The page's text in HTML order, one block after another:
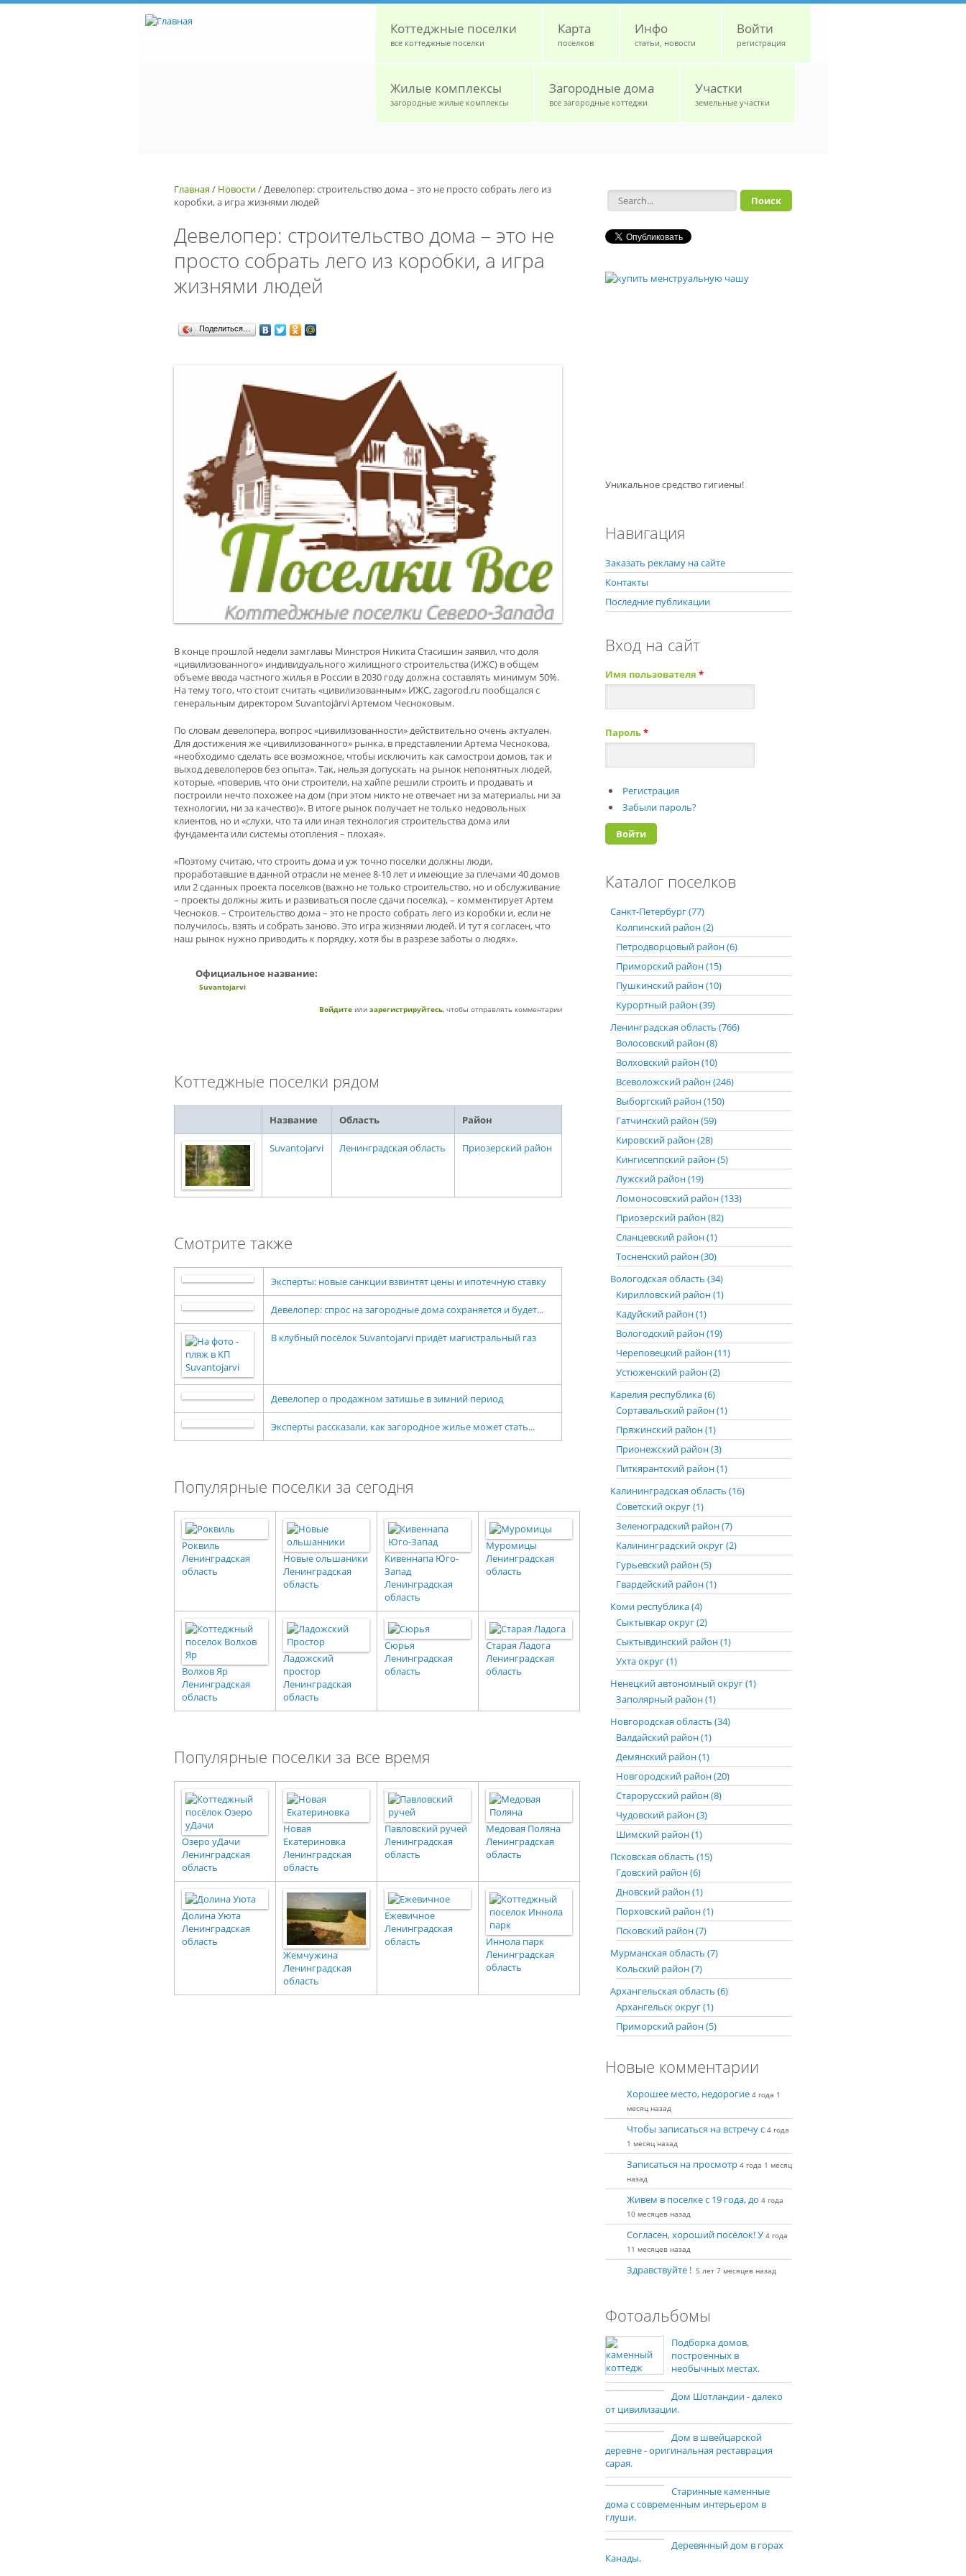
Коттеджные поселки
все коттеджные поселки
Карта
поселков
Инфо
статьи, новости
Войти
регистрация
Жилые комплексы
загородные жилые комплексы
Загородные дома
все загородные коттеджи
Участки
земельные участки
Главная / Новости/Девелопер: строительство дома – это не просто собрать лего из
коробки, а игра жизнями людей
Девелопер: строительство дома – это не
просто собрать лего из коробки, а игра
жизнями людей
Поделиться…
В конце прошлой недели замглавы Минстроя Никита Стасишин заявил, что доля
«цивилизованного» индивидуального жилищного строительства (ИЖС) в общем
объеме ввода частного жилья в России в 2030 году должна составлять минимум 50%.
На тему того, что стоит считать «цивилизованным» ИЖС, zagorod.ru пообщался с
генеральным директором Suvantojärvi Артемом Чесноковым.
По словам девелопера, вопрос «цивилизованности» действительно очень актуален.
Для достижения же «цивилизованного» рынка, в представлении Артема Чеснокова,
«необходимо сделать все возможное, чтобы исключить как самострои домов, так и
выход девелоперов без опыта». Так, нельзя допускать на рынок непонятных людей,
которые, «поверив, что они строители, на хайпе решили строить и продавать и
построили нечто похожее на дом (при этом никто не отвечает ни за материалы, ни за
технологии, ни за качество)». В итоге рынок получает не только недовольных
клиентов, но и «слухи, что та или иная технология строительства дома или
фундамента или системы отопления – плохая».
«Поэтому считаю, что строить дома и уж точно поселки должны люди,
проработавшие в данной отрасли не менее 8-10 лет и имеющие за плечами 40 домов
или 2 сданных проекта поселков (важно не только строительство, но и обслуживание
– проекты должны жить и развиваться после сдачи поселка), – комментирует Артем
Чесноков. – Строительство дома – это не просто собрать лего из коробки и, если не
получилось, взять и собрать заново. Это игра жизнями людей. И тут я согласен, что
наш рынок нужно приводить к порядку, хотя бы в разрезе заботы о людях».
Официальное название:
Suvantojarvi
Войдите или зарегистрируйтесь, чтобы отправлять комментарии
Коттеджные поселки рядом
Название Область Район
Suvantojarvi Ленинградская область Приозерский район
Смотрите также
Эксперты: новые санкции взвинтят цены и ипотечную ставку
Девелопер: спрос на загородные дома сохраняется и будет...
В клубный посёлок Suvantojarvi придёт магистральный газ
Девелопер о продажном затишье в зимний период
Эксперты рассказали, как загородное жилье может стать...
Популярные поселки за сегодня
Роквиль
Ленинградская
область
Новые ольшаники
Ленинградская
область
Кивеннапа Юго-
Запад
Ленинградская
область
Муромицы
Ленинградская
область
Волхов Яр
Ленинградская
область
Ладожский
простор
Ленинградская
область
Сюрья
Ленинградская
область
Старая Ладога
Ленинградская
область
Популярные поселки за все время
Озеро уДачи
Ленинградская
область
Новая
Екатериновка
Ленинградская
область
Павловский ручей
Ленинградская
область
Медовая Поляна
Ленинградская
область
Долина Уюта
Ленинградская
область
Жемчужина
Ленинградская
область
Ежевичное
Ленинградская
область
Иннола парк
Ленинградская
область
Форма поиска
Уникальное средство гигиены!
Навигация
Заказать рекламу на сайте
Контакты
Последние публикации
Вход на сайт
Имя пользователя *
Пароль*
Регистрация
Забыли пароль?
Каталог поселков
Санкт-Петербург (77)
Колпинский район (2)
Петродворцовый район (6)
Приморский район (15)
Пушкинский район (10)
Курортный район (39)
Ленинградская область (766)
Волосовский район (8)
Волховский район (10)
Всеволожский район (246)
Выборгский район (150)
Гатчинский район (59)
Кировский район (28)
Кингисеппский район (5)
Лужский район (19)
Ломоносовский район (133)
Приозерский район (82)
Сланцевский район (1)
Тосненский район (30)
Вологодская область (34)
Кирилловский район (1)
Кадуйский район (1)
Вологодский район (19)
Череповецкий район (11)
Устюженский район (2)
Карелия республика (6)
Сортавальский район (1)
Пряжинский район (1)
Прионежский район (3)
Питкярантский район (1)
Калининградская область (16)
Советский округ (1)
Зеленоградский район (7)
Калининградский округ (2)
Гурьевский район (5)
Гвардейский район (1)
Коми республика (4)
Сыктывкар округ (2)
Сыктывдинский район (1)
Ухта округ (1)
Ненецкий автономный округ (1)
Заполярный район (1)
Новгородская область (34)
Валдайский район (1)
Демянский район (1)
Новгородский район (20)
Старорусский район (8)
Чудовский район (3)
Шимский район (1)
Псковская область (15)
Гдовский район (6)
Дновский район (1)
Порховский район (1)
Псковский район (7)
Мурманская область (7)
Кольский район (7)
Архангельская область (6)
Архангельск округ (1)
Приморский район (5)
Новые комментарии
Хорошее место, недорогие 4 года 1
месяц назад
Чтобы записаться на встречу с 4 года
1 месяц назад
Записаться на просмотр 4 года 1 месяц
назад
Живем в поселке с 19 года, до 4 года
10 месяцев назад
Согласен, хороший посёлок! У 4 года
11 месяцев назад
Здравствуйте ! 5 лет 7 месяцев назад
Фотоальбомы
Подборка домов,
построенных в
необычных местах.
Дом Шотландии - далеко
от цивилизации.
Дом в швейцарской
деревне - оригинальная реставрация
сарая.
Старинные каменные
дома с современным интерьером в
глуши.
Деревянный дом в горах
Канады.